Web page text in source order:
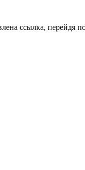
ссылка, перейдя